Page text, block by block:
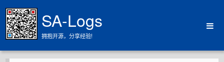
SA-Logs
拥抱开源，分享经验!
Home